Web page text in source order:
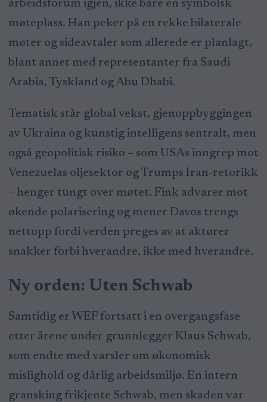
arbeidsforum igjen, ikke bare en symbolsk
møteplass. Han peker på en rekke bilaterale
møter og sideavtaler som allerede er planlagt,
blant annet med representanter fra Saudi-
Arabia, Tyskland og Abu Dhabi.
Tematisk står global vekst, gjenoppbyggingen
av Ukraina og kunstig intelligens sentralt, men
også geopolitisk risiko – som USAs inngrep mot
Venezuelas oljesektor og Trumps Iran-retorikk
– henger tungt over møtet. Fink advarer mot
økende polarisering og mener Davos trengs
nettopp fordi verden preges av at aktører
snakker forbi hverandre, ikke med hverandre.
Ny orden: Uten Schwab
Samtidig er WEF fortsatt i en overgangsfase
etter årene under grunnlegger Klaus Schwab,
som endte med varsler om økonomisk
mislighold og dårlig arbeidsmiljø. En intern
gransking frikjente Schwab, men skaden var